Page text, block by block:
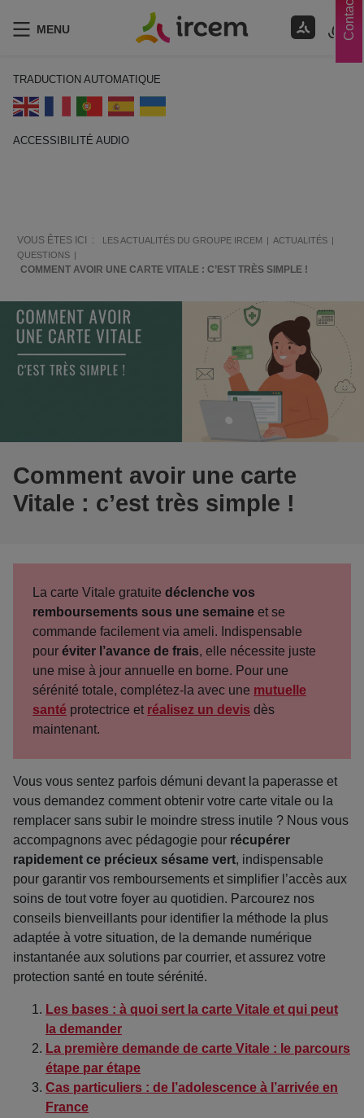
Contacts
MENU
TRADUCTION AUTOMATIQUE
ACCESSIBILITÉ AUDIO
VOUS ÊTES ICI : LES ACTUALITÉS DU GROUPE IRCEM
ACTUALITÉS
QUESTIONS
COMMENT AVOIR UNE CARTE VITALE : C’EST TRÈS SIMPLE !
Comment avoir une carte
Vitale : c’est très simple !
La carte Vitale gratuite déclenche vos
remboursements sous une semaine et se
commande facilement via ameli. Indispensable
pour éviter l’avance de frais, elle nécessite juste
une mise à jour annuelle en borne. Pour une
sérénité totale, complétez-la avec une mutuelle
santé protectrice et réalisez un devis dès
maintenant.
Vous vous sentez parfois démuni devant la paperasse et
vous demandez comment obtenir votre carte vitale ou la
remplacer sans subir le moindre stress inutile ? Nous vous
accompagnons avec pédagogie pour récupérer
rapidement ce précieux sésame vert, indispensable
pour garantir vos remboursements et simplifier l’accès aux
soins de tout votre foyer au quotidien. Parcourez nos
conseils bienveillants pour identifier la méthode la plus
adaptée à votre situation, de la demande numérique
instantanée aux solutions par courrier, et assurez votre
protection santé en toute sérénité.
Les bases : à quoi sert la carte Vitale et qui peut
la demander
La première demande de carte Vitale : le parcours
étape par étape
Cas particuliers : de l’adolescence à l’arrivée en
France